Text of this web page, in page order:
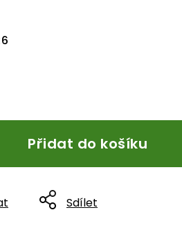
Přidat do košíku
Sdílet